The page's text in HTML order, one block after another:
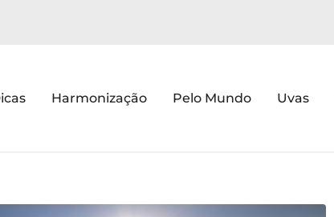
Harmonização Pelo Mundo Uvas